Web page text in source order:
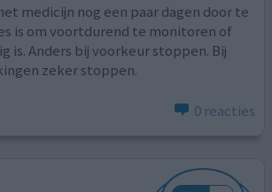
medicijn nog een paar dagen door te
is om voortdurend te monitoren of
is. Anders bij voorkeur stoppen. Bij
zeker stoppen.
0 reacties